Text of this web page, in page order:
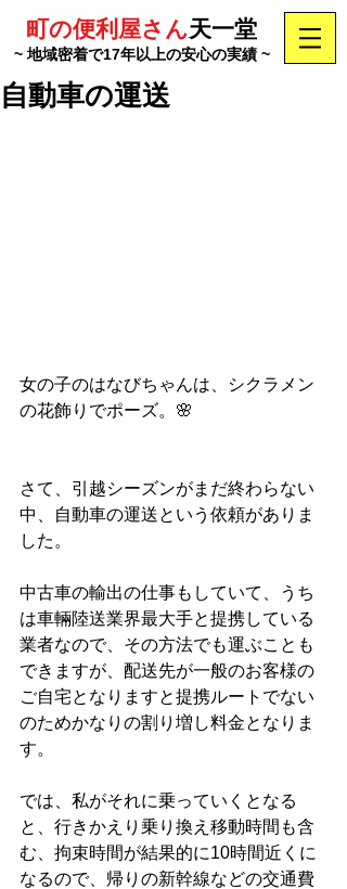
町の便利屋さん天一堂
~ 地域密着で17年以上の安心の実績 ~
自動車の運送
女の子のはなびちゃんは、シクラメン
の花飾りでポーズ。🌸
さて、引越シーズンがまだ終わらない
中、自動車の運送という依頼がありま
した。
中古車の輸出の仕事もしていて、うち
は車輛陸送業界最大手と提携している
業者なので、その方法でも運ぶことも
できますが、配送先が一般のお客様の
ご自宅となりますと提携ルートでない
のためかなりの割り増し料金となりま
す。
では、私がそれに乗っていくとなる
と、行きかえり乗り換え移動時間も含
む、拘束時間が結果的に10時間近くに
なるので、帰りの新幹線などの交通費